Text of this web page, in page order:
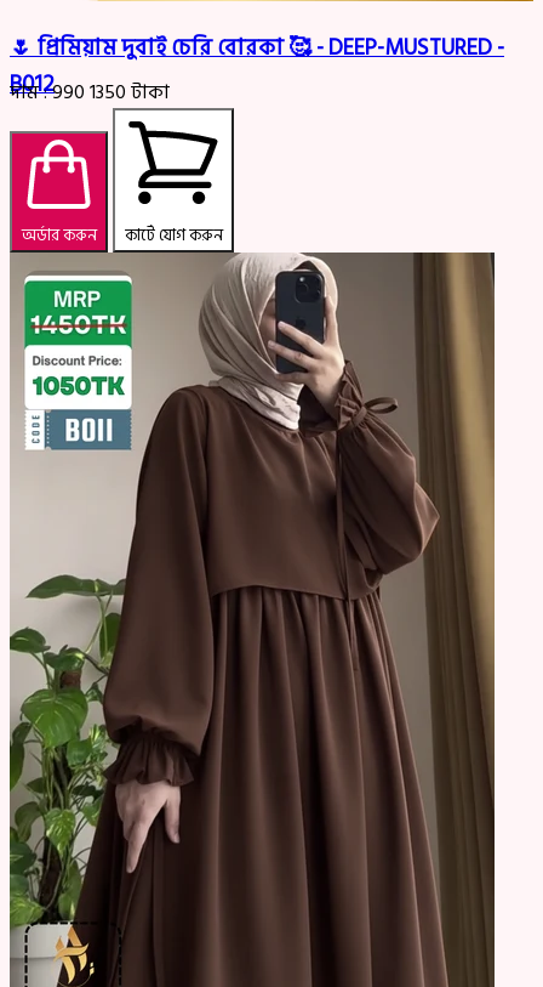
🌷 প্রিমিয়াম দুবাই চেরি বোরকা 🥰 - DEEP-MUSTURED -
B012
দাম :9901350টাকা
অর্ডার করুন কার্টে যোগ করুন